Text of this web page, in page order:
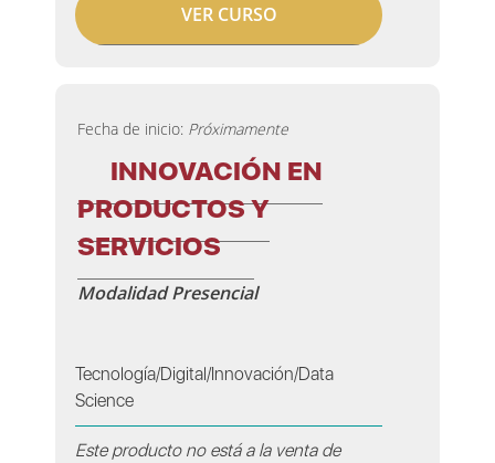
VER CURSO
Fecha de inicio: Próximamente
INNOVACIÓN EN
PRODUCTOS Y
SERVICIOS
Modalidad Presencial
Tecnología/Digital/Innovación/Data
Science
Este producto no está a la venta de